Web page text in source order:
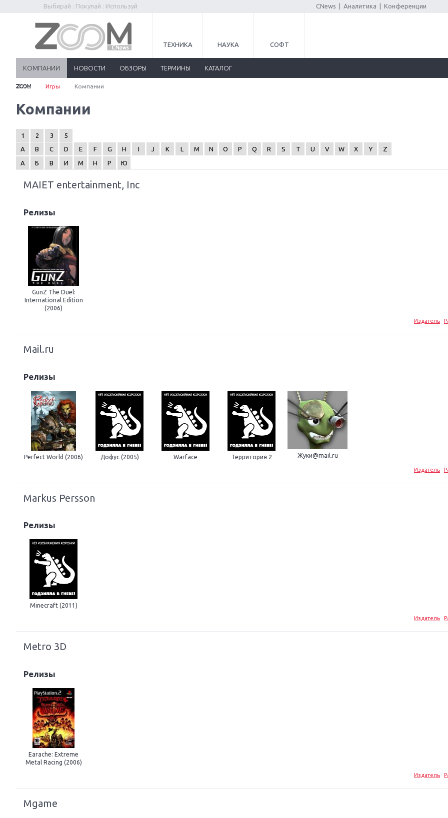
Выбирай : Покупай : Используй CNews Аналитика Конференции
ТЕХНИКА НАУКА СОФТ
КОМПАНИИ НОВОСТИ ОБЗОРЫ ТЕРМИНЫ КАТАЛОГ
Игры Компании
Компании
1 2 3
5
A
B C D E F G H I J K L M N O P Q R S T U V W X Y
Z
А
Б В И М Н Р Ю
MAIET entertainment, Inc
Релизы
GunZ The Duel:
International Edition
(2006)
Издатель
Mail.ru
Релизы
Perfect World (2006) Дофус (2005) Warface Территория 2 Жуки@mail.ru
Издатель
Markus Persson
Релизы
Minecraft (2011)
Издатель
Metro 3D
Релизы
Earache: Extreme
Metal Racing (2006)
Издатель
Mgame